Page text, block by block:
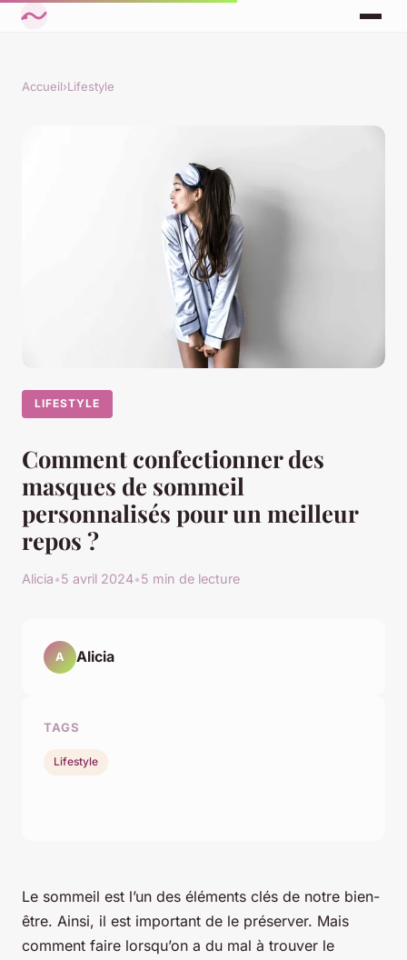
Accueil›Lifestyle
LIFESTYLE
Comment confectionner des
masques de sommeil
personnalisés pour un meilleur
repos ?
Alicia•5 avril 2024•5 min de lecture
Le sommeil est l’un des éléments clés de notre bien-
être. Ainsi, il est important de le préserver. Mais
comment faire lorsqu’on a du mal à trouver le
A Alicia
TAGS
Lifestyle